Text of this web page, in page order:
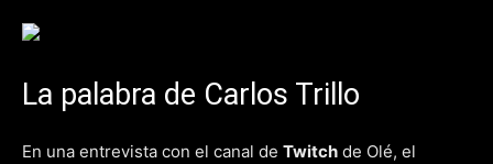
La palabra de Carlos Trillo
En una entrevista con el canal de Twitch de Olé, el